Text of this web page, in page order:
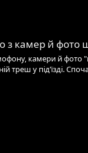
з камер й фото
камери й
у під’їзді.